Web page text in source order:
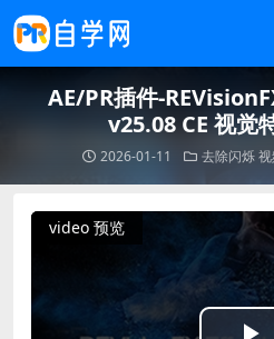
AE/PR插件-
v25.08 CE 视觉
2026-01-11 去除闪烁
video 预览